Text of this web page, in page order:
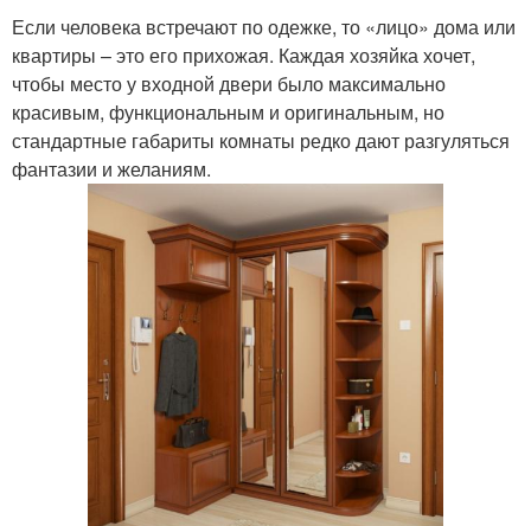
Если человека встречают по одежке, то «лицо» дома или
квартиры – это его прихожая. Каждая хозяйка хочет,
чтобы место у входной двери было максимально
красивым, функциональным и оригинальным, но
стандартные габариты комнаты редко дают разгуляться
фантазии и желаниям.